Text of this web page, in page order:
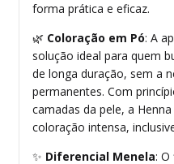
forma prática e eficaz.
🌿 Coloração em Pó: A
solução ideal para quem
de longa duração, sem a
permanentes. Com
camadas da pele, a
coloração intensa,
✨ Diferencial Menela: